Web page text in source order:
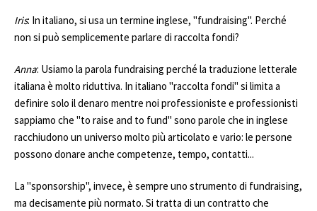
Iris: In italiano, si usa un termine inglese, "fundraising". Perché
non si può semplicemente parlare di raccolta fondi?
Anna: Usiamo la parola fundraising perché la traduzione letterale
italiana è molto riduttiva. In italiano "raccolta fondi" si limita a
definire solo il denaro mentre noi professioniste e professionisti
sappiamo che "to raise and to fund" sono parole che in inglese
racchiudono un universo molto più articolato e vario: le persone
possono donare anche competenze, tempo, contatti...
La "sponsorship", invece, è sempre uno strumento di fundraising,
ma decisamente più normato. Si tratta di un contratto che